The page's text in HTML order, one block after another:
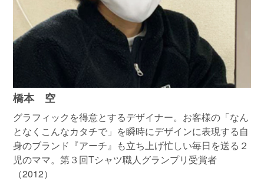
橋本 空
グラフィックを得意とするデザイナー。お客様の「なん
となくこんなカタチで」を瞬時にデザインに表現する自
身のブランド『アーチ』も立ち上げ忙しい毎日を送る２
児のママ。第３回Tシャツ職人グランプリ受賞者
（2012）